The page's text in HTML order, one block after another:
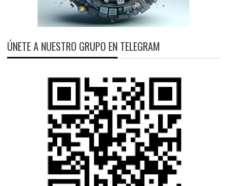
ÚNETE A NUESTRO GRUPO EN TELEGRAM